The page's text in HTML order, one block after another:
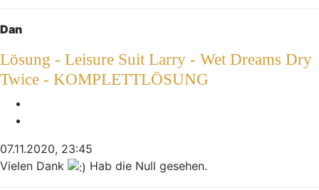
Dan
Lösung - Leisure Suit Larry - Wet Dreams Dry
Twice - KOMPLETTLÖSUNG
07.11.2020, 23:45
Vielen Dank
Hab die Null gesehen.